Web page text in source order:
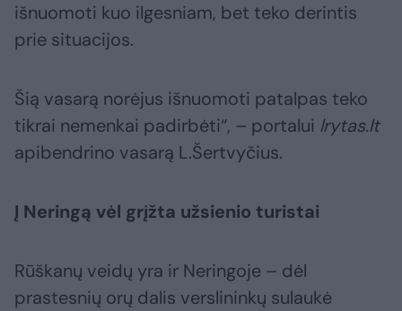
išnuomoti kuo ilgesniam, bet teko derintis
prie situacijos.
Šią vasarą norėjus išnuomoti patalpas teko
tikrai nemenkai padirbėti“, – portalui lrytas.lt
apibendrino vasarą L.Šertvyčius.
Į Neringą vėl grįžta užsienio turistai
Rūškanų veidų yra ir Neringoje – dėl
prastesnių orų dalis verslininkų sulaukė